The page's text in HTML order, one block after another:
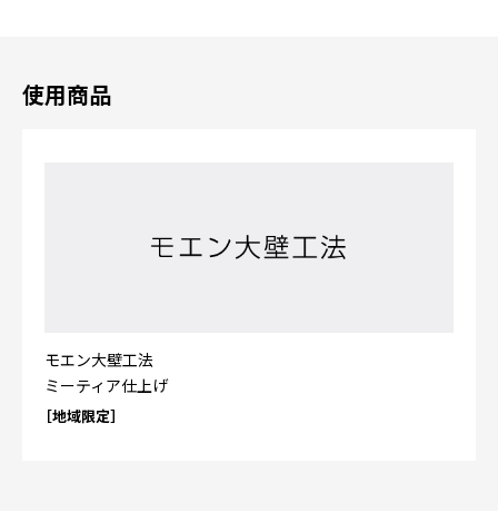
使用商品
モエン大壁工法
ミーティア仕上げ
［地域限定］